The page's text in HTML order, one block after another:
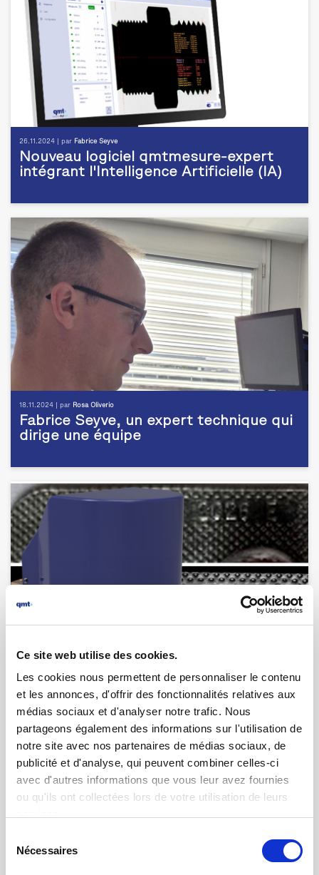
Ce site web utilise des cookies.
Les cookies nous permettent de personnaliser le contenu
et les annonces, d'offrir des fonctionnalités relatives aux
médias sociaux et d'analyser notre trafic. Nous
partageons également des informations sur l'utilisation de
notre site avec nos partenaires de médias sociaux, de
publicité et d'analyse, qui peuvent combiner celles-ci
avec d'autres informations que vous leur avez fournies
ou qu'ils ont collectées lors de votre utilisation de leurs
Nécessaires
26.11.2024 | par Fabrice Seyve
Nouveau logiciel qmtmesure-expert
intégrant l'Intelligence Artificielle (IA)
18.11.2024 | par Rosa Oliverio
Fabrice Seyve, un expert technique qui
dirige une équipe
La lecture OCR pour des applications
médicales et des lignes automatiques